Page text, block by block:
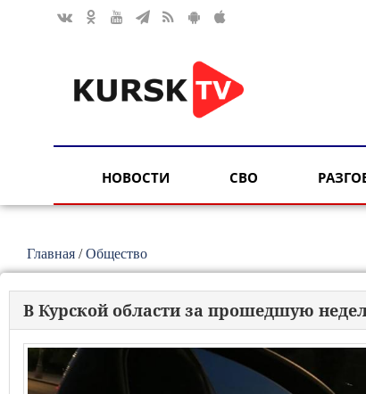
НОВОСТИ СВО
Главная /Общество
В Курской области за прошедшую